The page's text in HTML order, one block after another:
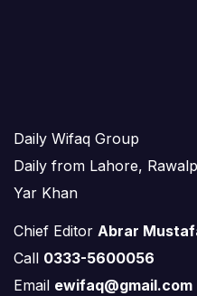
Daily Wifaq Group
Daily from Lahore,
Yar Khan
Chief Editor Abrar
Call 0333-5600056
Email ewifaq@gmail.com